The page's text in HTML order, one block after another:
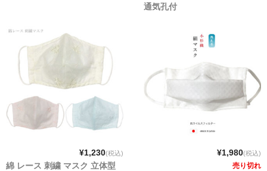
通気孔付
¥1,230(税込)
綿 レース 刺繍 マスク 立体型
¥1,980(税込)
売り切れ